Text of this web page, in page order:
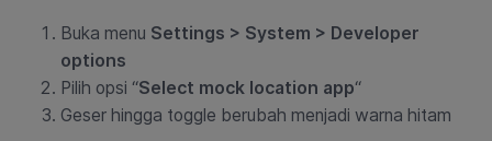
Buka menu Settings > System > Developer
options
Pilih opsi “Select mock location app“
Geser hingga toggle berubah menjadi warna hitam